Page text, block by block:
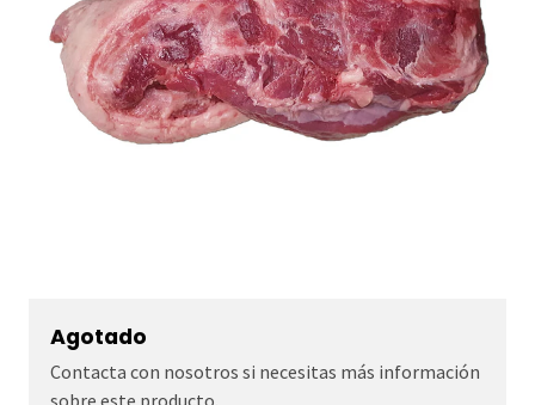
Agotado
Contacta con nosotros si necesitas más información